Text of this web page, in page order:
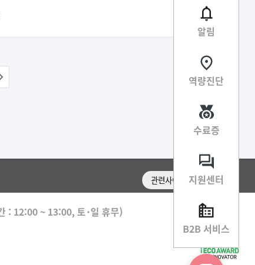
음
알림
역량진단
수료증
지원센터
B2B 서비스
관련사이트 이동
: 12:00 ~ 13:00, 토･일 휴무)